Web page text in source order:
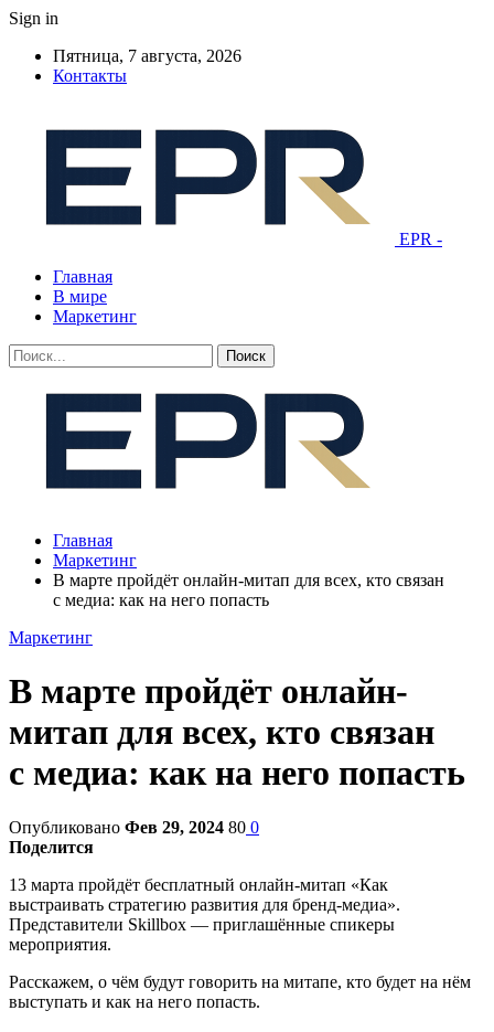
Sign in
Пятница, 7 августа, 2026
Контакты
EPR -
Главная
В мире
Маркетинг
Главная
Маркетинг
В марте пройдёт онлайн-митап для всех, кто связан
с медиа: как на него попасть
Маркетинг
В марте пройдёт онлайн-
митап для всех, кто связан
с медиа: как на него попасть
Опубликовано Фев 29, 2024 80 0
Поделится
13 марта пройдёт бесплатный онлайн-митап «Как
выстраивать стратегию развития для бренд-медиа».
Представители Skillbox — приглашённые спикеры
мероприятия.
Расскажем, о чём будут говорить на митапе, кто будет на нём
выступать и как на него попасть.